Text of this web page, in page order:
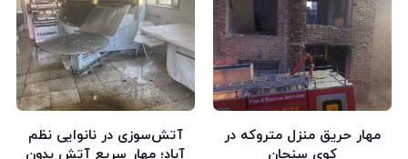
مهار حریق منزل متروکه در
کوی سنجان
آتش‌سوزی در نانوایی نظم
آباد؛ مهار سریع آتش بدون